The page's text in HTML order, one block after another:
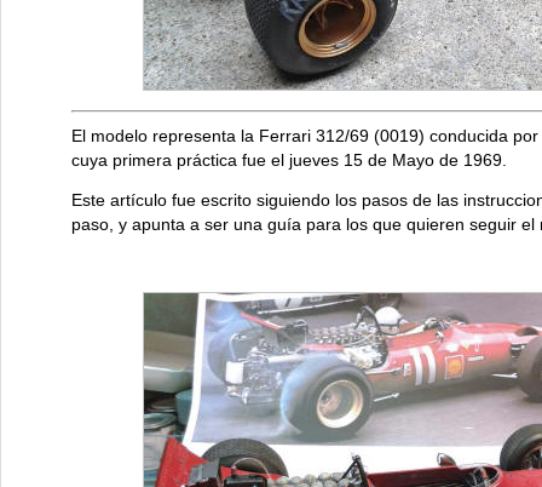
El modelo representa la Ferrari 312/69 (0019) conducida
cuya primera práctica fue el jueves 15 de Mayo de 1969.
Este artículo fue escrito siguiendo los pasos de las
paso, y apunta a ser una guía para los que quieren seguir el